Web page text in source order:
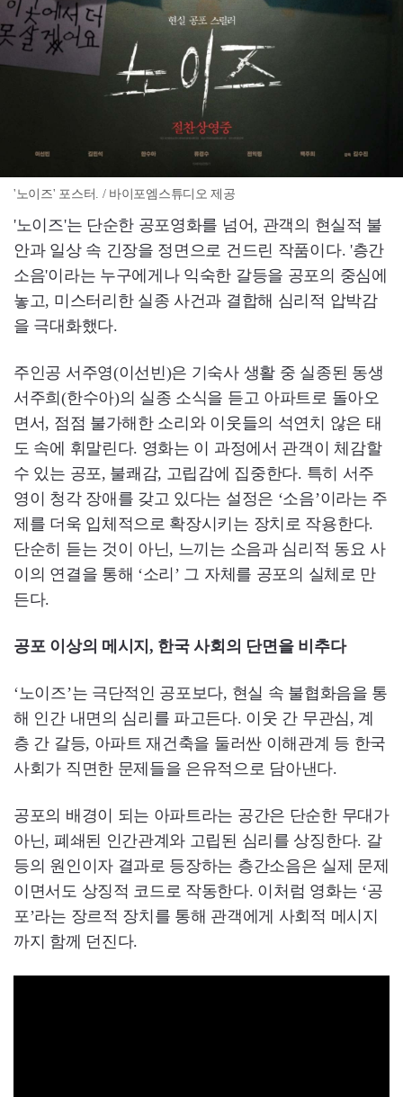
'노이즈' 포스터. / 바이포엠스튜디오 제공
'노이즈'는 단순한 공포영화를 넘어, 관객의 현실적 불
안과 일상 속 긴장을 정면으로 건드린 작품이다. '층간
소음'이라는 누구에게나 익숙한 갈등을 공포의 중심에
놓고, 미스터리한 실종 사건과 결합해 심리적 압박감
을 극대화했다.
주인공 서주영(이선빈)은 기숙사 생활 중 실종된 동생
서주희(한수아)의 실종 소식을 듣고 아파트로 돌아오
면서, 점점 불가해한 소리와 이웃들의 석연치 않은 태
도 속에 휘말린다. 영화는 이 과정에서 관객이 체감할
수 있는 공포, 불쾌감, 고립감에 집중한다. 특히 서주
영이 청각 장애를 갖고 있다는 설정은 ‘소음’이라는 주
제를 더욱 입체적으로 확장시키는 장치로 작용한다.
단순히 듣는 것이 아닌, 느끼는 소음과 심리적 동요 사
이의 연결을 통해 ‘소리’ 그 자체를 공포의 실체로 만
든다.
공포 이상의 메시지, 한국 사회의 단면을 비추다
‘노이즈’는 극단적인 공포보다, 현실 속 불협화음을 통
해 인간 내면의 심리를 파고든다. 이웃 간 무관심, 계
층 간 갈등, 아파트 재건축을 둘러싼 이해관계 등 한국
사회가 직면한 문제들을 은유적으로 담아낸다.
공포의 배경이 되는 아파트라는 공간은 단순한 무대가
아닌, 폐쇄된 인간관계와 고립된 심리를 상징한다. 갈
등의 원인이자 결과로 등장하는 층간소음은 실제 문제
이면서도 상징적 코드로 작동한다. 이처럼 영화는 ‘공
포’라는 장르적 장치를 통해 관객에게 사회적 메시지
까지 함께 던진다.